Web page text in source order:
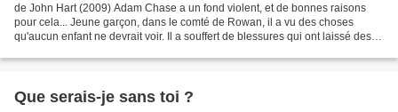
de John Hart (2009) Adam Chase a un fond violent, et de bonnes raisons
pour cela... Jeune garçon, dans le comté de Rowan, il a vu des choses
qu'aucun enfant ne devrait voir. Il a souffert de blessures qui ont laissé des
Que serais-je sans toi ?